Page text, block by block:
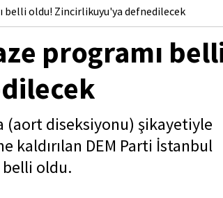
belli oldu! Zincirlikuyu'ya defnedilecek
programı
(aort diseksiyonu) şikayetiyle
kaldırılan DEM Parti İstanbul
belli oldu.